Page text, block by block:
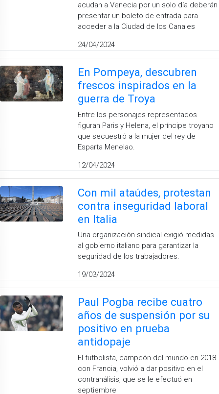
acudan a Venecia por un solo día deberán
presentar un boleto de entrada para
acceder a la Ciudad de los Canales
24/04/2024
En Pompeya, descubren
frescos inspirados en la
guerra de Troya
Entre los personajes representados
figuran Paris y Helena, el príncipe troyano
que secuestró a la mujer del rey de
Esparta Menelao.
12/04/2024
Con mil ataúdes, protestan
contra inseguridad laboral
en Italia
Una organización sindical exigió medidas
al gobierno italiano para garantizar la
seguridad de los trabajadores.
19/03/2024
Paul Pogba recibe cuatro
años de suspensión por su
positivo en prueba
antidopaje
El futbolista, campeón del mundo en 2018
con Francia, volvió a dar positivo en el
contranálisis, que se le efectuó en
septiembre